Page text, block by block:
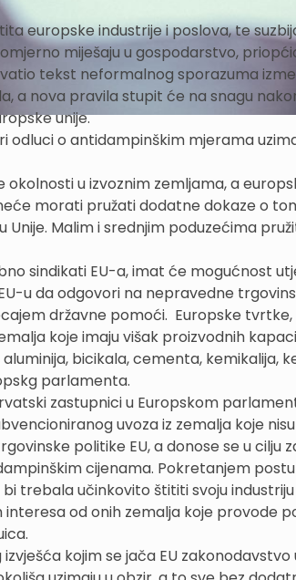
europske industrije i poslova, te
miješaju u gospodarstvo,
tekst neformalnog sporazuma
a nova pravila stupit će na snagu
unije.
odluci o antidampinškim mjerama
okolnosti u izvoznim zemljama, a
morati pružati dodatne dokaze o
Unije. Malim i srednjim poduzećima
sindikati EU-a, imat će mogućnost
u da odgovori na nepravedne
državne pomoći. Europske
koje imaju višak proizvodnih
bicikala, cementa, kemikalija,
parlamenta.
zastupnici u Europskom
uvoza iz zemalja koje
politike EU, a donose se u cilju
cijenama. Pokretanjem
trebala učinkovito štititi svoju
interesa od onih zemalja koje provode
kojim se jača EU